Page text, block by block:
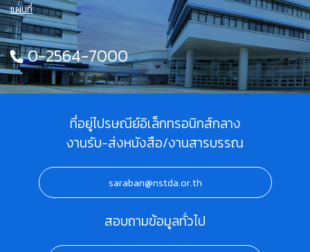
แผนที่
0-2564-7000
ที่อยู่ไปรษณีย์อิเล็กทรอนิกส์กลาง
งานรับ-ส่งหนังสือ/งานสารบรรณ
saraban@nstda.or.th
สอบถามข้อมูลทั่วไป